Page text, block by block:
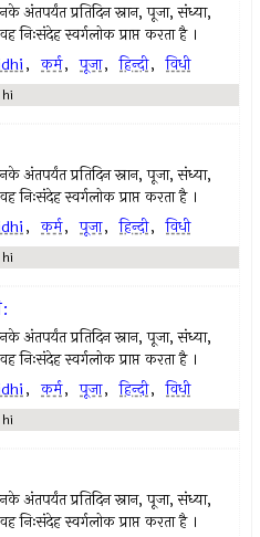
अंतपर्यंत प्रतिदिन स्नान, पूजा, संध्या,
स्वर्गलोक प्राप्त करता है ।
, कर्म, पूजा, हिन्दी, विधी
अंतपर्यंत प्रतिदिन स्नान, पूजा, संध्या,
स्वर्गलोक प्राप्त करता है ।
, कर्म, पूजा, हिन्दी, विधी
अंतपर्यंत प्रतिदिन स्नान, पूजा, संध्या,
स्वर्गलोक प्राप्त करता है ।
, कर्म, पूजा, हिन्दी, विधी
अंतपर्यंत प्रतिदिन स्नान, पूजा, संध्या,
स्वर्गलोक प्राप्त करता है ।